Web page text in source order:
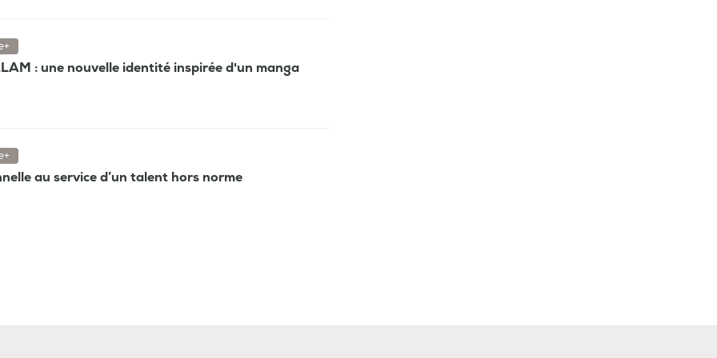
: une nouvelle identité inspirée d'un manga
au service d’un talent hors norme